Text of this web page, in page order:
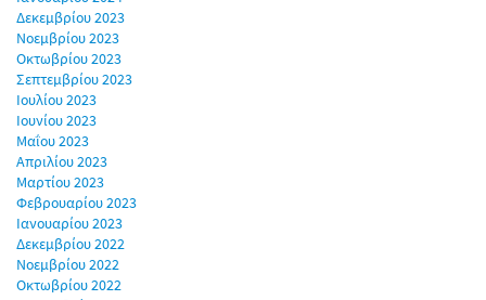
Δεκεμβρίου 2023
Νοεμβρίου 2023
Οκτωβρίου 2023
Σεπτεμβρίου 2023
Ιουλίου 2023
Ιουνίου 2023
Μαΐου 2023
Απριλίου 2023
Μαρτίου 2023
Φεβρουαρίου 2023
Ιανουαρίου 2023
Δεκεμβρίου 2022
Νοεμβρίου 2022
Οκτωβρίου 2022